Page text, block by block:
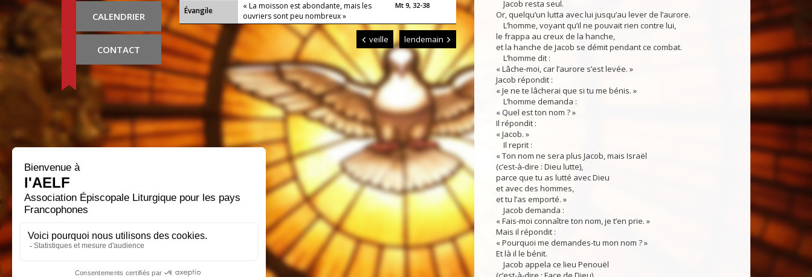
CALENDRIER
CONTACT
Évangile
« La moisson est abondante, mais les
ouvriers sont peu nombreux »
Mt 9, 32-38
veille lendemain
Jacob resta seul.
Or, quelqu’un lutta avec lui jusqu’au lever de l’aurore.
L’homme, voyant qu’il ne pouvait rien contre lui,
le frappa au creux de la hanche,
et la hanche de Jacob se démit pendant ce combat.
L’homme dit :
« Lâche-moi, car l’aurore s’est levée. »
Jacob répondit :
« Je ne te lâcherai que si tu me bénis. »
L’homme demanda :
« Quel est ton nom ? »
Il répondit :
« Jacob. »
Il reprit :
« Ton nom ne sera plus Jacob, mais Israël
(c’est-à-dire : Dieu lutte),
parce que tu as lutté avec Dieu
et avec des hommes,
et tu l’as emporté. »
Jacob demanda :
« Fais-moi connaître ton nom, je t’en prie. »
Mais il répondit :
« Pourquoi me demandes-tu mon nom ? »
Et là il le bénit.
Jacob appela ce lieu Penouël